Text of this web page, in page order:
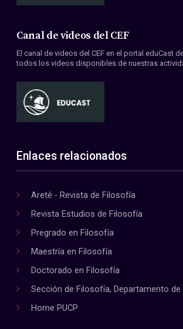
Canal de videos del CEF
El canal de videos del CEF en el portal eduCast
todos los videos disponibles de nuestras
Enlaces relacionados
Areté - Revista de Filosofía
Revista Estudios de Filosofía
Pregrado en Filosofía
Maestría en Filosofía
Doctorado en Filosofía
Sección de Filosofía, Departamento de
Home PUCP